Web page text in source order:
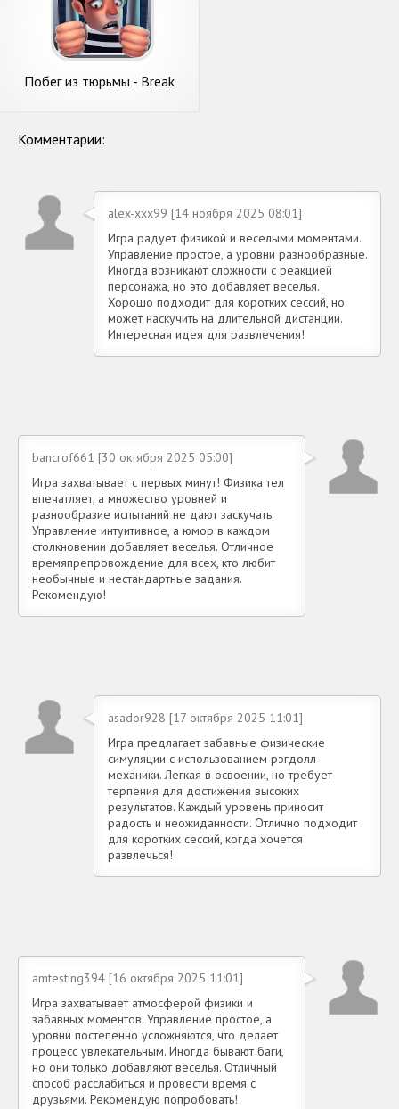
Побег из тюрьмы - Break
Комментарии:
alex-xxx99 [14 ноября 2025 08:01]
Игра радует физикой и веселыми моментами.
Управление простое, а уровни разнообразные.
Иногда возникают сложности с реакцией
персонажа, но это добавляет веселья.
Хорошо подходит для коротких сессий, но
может наскучить на длительной дистанции.
Интересная идея для развлечения!
bancrof661 [30 октября 2025 05:00]
Игра захватывает с первых минут! Физика тел
впечатляет, а множество уровней и
разнообразие испытаний не дают заскучать.
Управление интуитивное, а юмор в каждом
столкновении добавляет веселья. Отличное
времяпрепровождение для всех, кто любит
необычные и нестандартные задания.
Рекомендую!
asador928 [17 октября 2025 11:01]
Игра предлагает забавные физические
симуляции с использованием рэгдолл-
механики. Легкая в освоении, но требует
терпения для достижения высоких
результатов. Каждый уровень приносит
радость и неожиданности. Отлично подходит
для коротких сессий, когда хочется
развлечься!
amtesting394 [16 октября 2025 11:01]
Игра захватывает атмосферой физики и
забавных моментов. Управление простое, а
уровни постепенно усложняются, что делает
процесс увлекательным. Иногда бывают баги,
но они только добавляют веселья. Отличный
способ расслабиться и провести время с
друзьями. Рекомендую попробовать!